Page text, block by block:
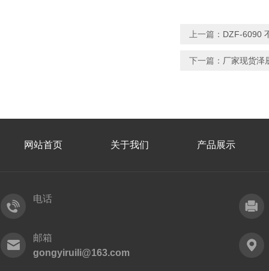
上一篇： DZF-6090
下一篇： 厂家现货泽
网站首页 关于我们 产品展示
电话
邮箱
gongyiruili@163.com